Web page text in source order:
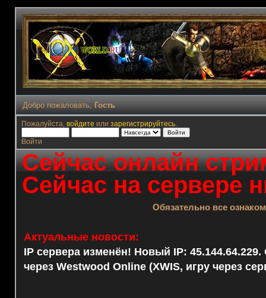
Добро пожаловать, Гость
Пожалуйста, войдите или зарегистрируйтесь.
Войти
Сейчас онлайн
Сейчас на сервере
Обязательно все
Актуальные новости:
IP сервера изменён! Новый IP: 45.144.64.229.
через Westwood Online (XWIS, игру через